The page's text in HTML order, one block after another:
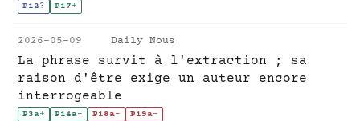
P12? P17+
2026-05-09 Daily Nous
La phrase survit à l'extraction ; sa
raison d'être exige un auteur encore
interrogeable
P3a+ P14a+ P18a- P19a-